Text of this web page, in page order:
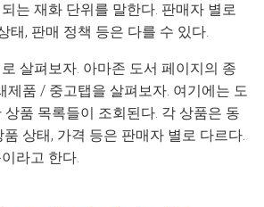
는 재화 단위를 말한다. 판매자 별로
태, 판매 정책 등은 다를 수 있다.
살펴보자. 아마존 도서 페이지의 종
제품 / 중고탭을 살펴보자. 여기에는 도
품 목록들이 조회된다. 각 상품은 동
상태, 가격 등은 판매자 별로 다르다.
라고 한다.